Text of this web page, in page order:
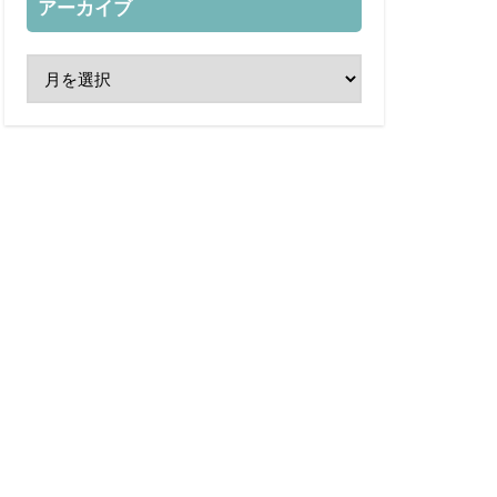
アーカイブ